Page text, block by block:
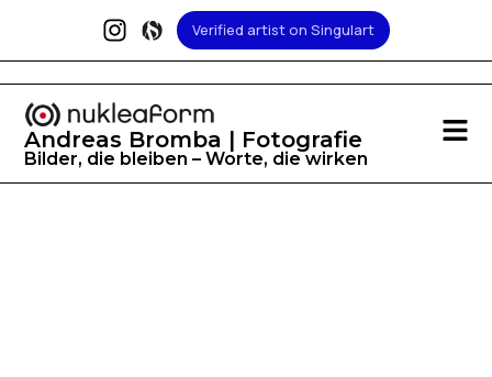
Verified artist on Singulart
Andreas Bromba | Fotografie
Bilder, die bleiben – Worte, die wirken